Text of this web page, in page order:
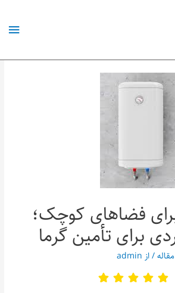
فضاهای کوچک؛
برای تأمین گرما
مقاله/ از admin